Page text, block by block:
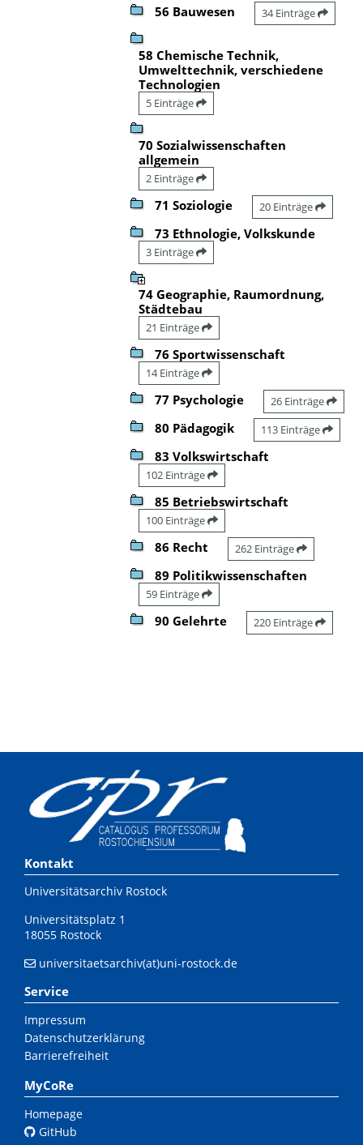
56 Bauwesen 34 Einträge
58 Chemische Technik,
Umwelttechnik, verschiedene
Technologien
5 Einträge
70 Sozialwissenschaften
allgemein
2 Einträge
71 Soziologie 20 Einträge
73 Ethnologie, Volkskunde
3 Einträge
74 Geographie, Raumordnung,
Städtebau
21 Einträge
76 Sportwissenschaft
14 Einträge
77 Psychologie 26 Einträge
80 Pädagogik 113 Einträge
83 Volkswirtschaft
102 Einträge
85 Betriebswirtschaft
100 Einträge
86 Recht 262 Einträge
89 Politikwissenschaften
59 Einträge
90 Gelehrte 220 Einträge
Kontakt
Universitätsarchiv Rostock
Universitätsplatz 1
18055 Rostock
universitaetsarchiv(at)uni-rostock.de
Service
Impressum
Datenschutzerklärung
Barrierefreiheit
MyCoRe
Homepage
GitHub